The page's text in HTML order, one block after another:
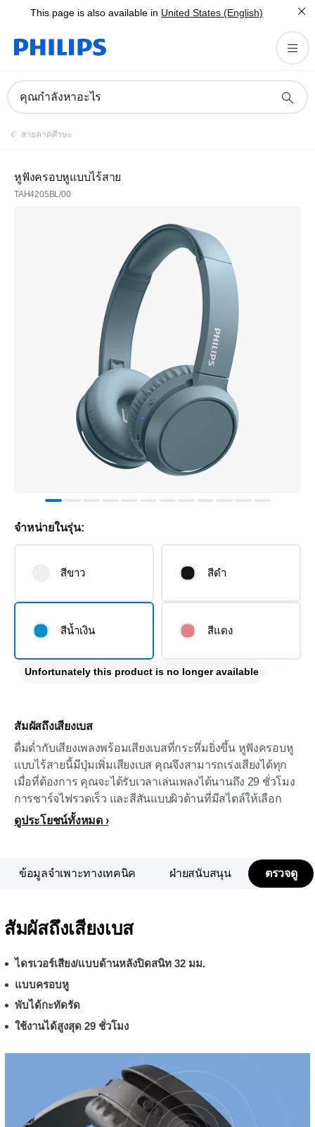
This page is also available in United States (English)
คุณกำลังหาอะไร
สายคาดศีรษะ
หูฟังครอบหูแบบไร้สาย
TAH4205BL/00
สัมผัสถึงเสียงเบส
ดื่มด่ำกับเสียงเพลงพร้อมเสียงเบสที่กระหึ่มยิ่งขึ้น หูฟังครอบหู
แบบไร้สายนี้มีปุ่มเพิ่มเสียงเบส คุณจึงสามารถเร่งเสียงได้ทุก
เมื่อที่ต้องการ คุณจะได้รับเวลาเล่นเพลงได้นานถึง 29 ชั่วโมง
การชาร์จไฟรวดเร็ว และสีสันแบบผิวด้านที่มีสไตล์ให้เลือก
ดูประโยชน์ทั้งหมด
จำหน่ายในรุ่น:
สีขาว สีดำ
สีน้ำเงิน สีแดง
Unfortunately this product is no longer available
ข้อมูลจำเพาะทางเทคนิค ฝ่ายสนับสนุน ตรวจดู
สัมผัสถึงเสียงเบส
ไดรเวอร์เสียง/แบบด้านหลังปิดสนิท 32 มม.
แบบครอบหู
พับได้กะทัดรัด
ใช้งานได้สูงสุด 29 ชั่วโมง